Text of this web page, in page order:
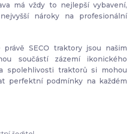
má vždy to nejlepší vybavení,
nároky na profesionální
SECO traktory jsou našim
součástí zázemí ikonického
spolehlivosti traktorů si mohou
perfektní podmínky na každém